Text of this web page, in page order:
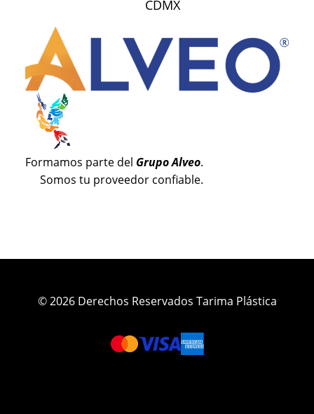
CDMX
Formamos parte del Grupo Alveo.
Somos tu proveedor confiable.
© 2026 Derechos Reservados Tarima Plástica